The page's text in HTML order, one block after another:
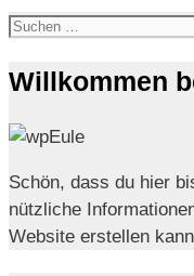
Suchen
Willkommen
Schön, dass du hier
nützliche
Website erstellen